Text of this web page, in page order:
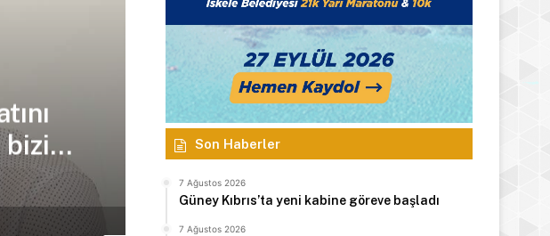
bizi
7 Ağustos 2026
Türkiye Cumhurbaşkanı
Son Haberler
7 Ağustos 2026
Güney Kıbrıs’ta yeni kabine göreve başladı
7 Ağustos 2026